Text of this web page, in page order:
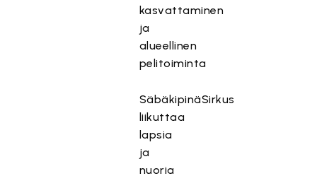
kasvattaminen
ja
alueellinen
pelitoiminta
SäbäkipinäSirkus
liikuttaa
lapsia
ja
nuoria